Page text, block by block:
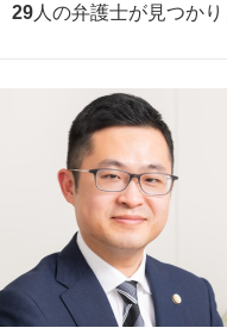
29 人の弁護士が見つかり